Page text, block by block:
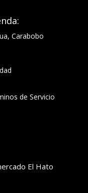
Carabobo
de Servicio
El Hato